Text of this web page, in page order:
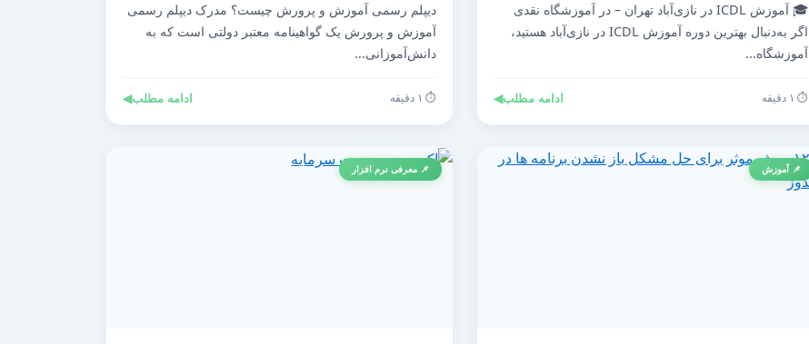
🎓 آموزش ICDL در نازی‌آباد تهران – در آموزشگاه نقدی
اگر به‌دنبال بهترین دوره آموزش ICDL در نازی‌آباد هستید،
آموزشگاه...
⏱️ ۱ دقیقه ادامه مطلب◀
دیپلم رسمی آموزش و پرورش چیست؟ مدرک دیپلم رسمی
آموزش و پرورش یک گواهینامه معتبر دولتی است که به
دانش‌آموزانی...
⏱️ ۱ دقیقه ادامه مطلب◀
📌 آموزش 📌 معرفی نرم افزار